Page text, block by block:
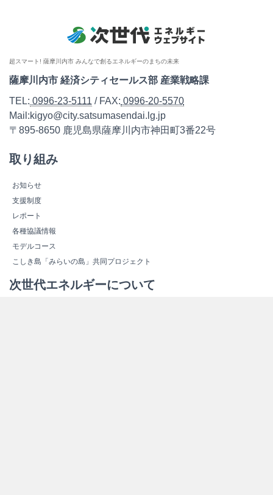
超スマート! 薩摩川内市 みんなで創るエネルギーのまちの未来
薩摩川内市 経済シティセールス部 産業戦略課
TEL: 0996-23-5111 / FAX: 0996-20-5570
Mail:kigyo@city.satsumasendai.lg.jp
〒895-8650 鹿児島県薩摩川内市神田町3番22号
取り組み
お知らせ
支援制度
レポート
各種協議情報
モデルコース
こしき島「みらいの島」共同プロジェクト
次世代エネルギーについて